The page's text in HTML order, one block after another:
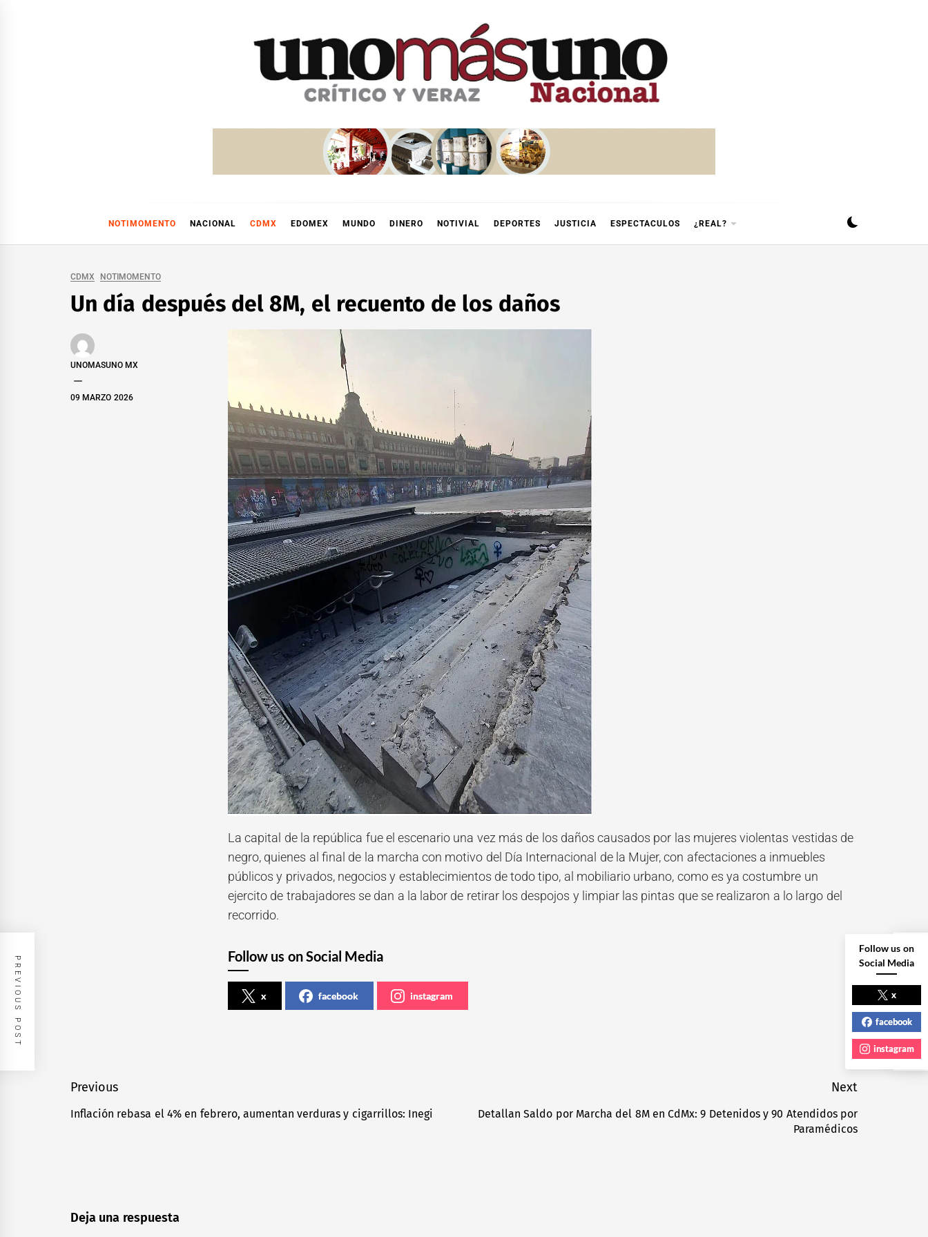
NOTIMOMENTO NACIONAL CDMX EDOMEX MUNDO DINERO NOTIVIAL DEPORTES JUSTICIA ESPECTACULOS ¿REAL?
CDMX NOTIMOMENTO
Un día después del 8M, el recuento de los daños
UNOMASUNO MX
09 MARZO 2026
La capital de la república fue el escenario una vez más de los daños causados por las mujeres violentas vestidas de
negro, quienes al final de la marcha con motivo del Día Internacional de la Mujer, con afectaciones a inmuebles
públicos y privados, negocios y establecimientos de todo tipo, al mobiliario urbano, como es ya costumbre un
ejercito de trabajadores se dan a la labor de retirar los despojos y limpiar las pintas que se realizaron a lo largo del
recorrido.
Follow us on Social Media
x facebook instagram
Navegación
de
Previous
Previous
Inflación rebasa el 4% en febrero, aumentan verduras y cigarrillos: Inegi
Next
Next
post:
Detallan Saldo por Marcha del 8M en CdMx: 9 Detenidos y 90 Atendidos por
Paramédicos
PREVIOUS POST NEXT POST
Deja una respuesta
Follow us on
Social Media
x
facebook
instagram